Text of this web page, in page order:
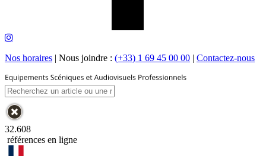
Nos horaires | Nous joindre : (+33) 1 69 45 00 00 | Contactez-nous
32.608
références en ligne